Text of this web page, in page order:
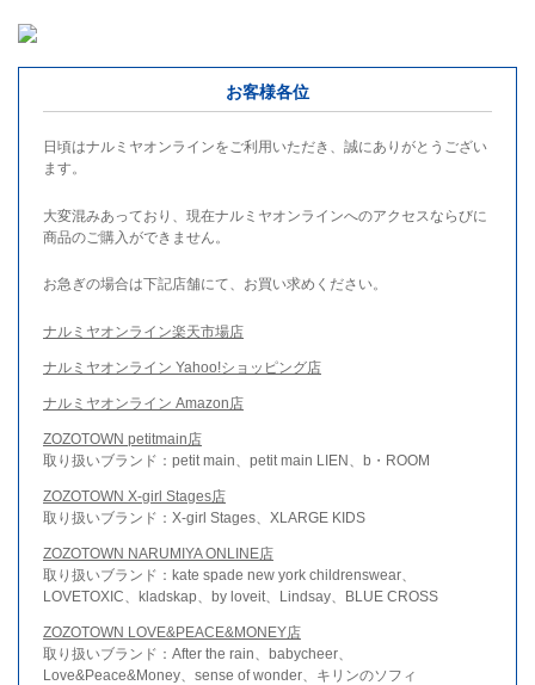
お客様各位
日頃はナルミヤオンラインをご利用いただき、誠にありがとうござい
ます。
大変混みあっており、現在ナルミヤオンラインへのアクセスならびに
商品のご購入ができません。
お急ぎの場合は下記店舗にて、お買い求めください。
ナルミヤオンライン楽天市場店
ナルミヤオンライン Yahoo!ショッピング店
ナルミヤオンライン Amazon店
ZOZOTOWN petitmain店
取り扱いブランド：petit main、petit main LIEN、b・ROOM
ZOZOTOWN X-girl Stages店
取り扱いブランド：X-girl Stages、XLARGE KIDS
ZOZOTOWN NARUMIYA ONLINE店
取り扱いブランド：kate spade new york childrenswear、
LOVETOXIC、kladskap、by loveit、Lindsay、BLUE CROSS
ZOZOTOWN LOVE&PEACE&MONEY店
取り扱いブランド：After the rain、babycheer、
Love&Peace&Money、sense of wonder、キリンのソフィ